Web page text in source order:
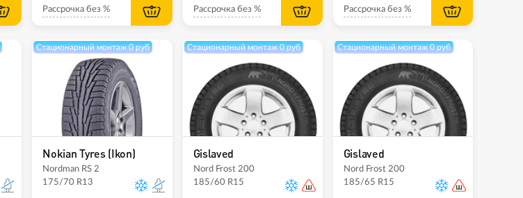
Рассрочка без % Рассрочка без % Рассрочка без %
Стационарный монтаж 0 руб
Nokian Tyres (Ikon)
Nordman RS 2
175/70 R13
Стационарный монтаж 0 руб
Gislaved
Nord Frost 200
185/60 R15
Стационарный монтаж 0 руб
Gislaved
Nord Frost 200
185/65 R15